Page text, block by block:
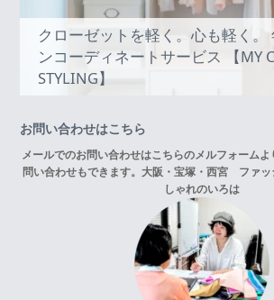
クローゼットを軽く。心も軽く。
ンコーディネートサービス 【MY
STYLING】
お問い合わせはこちら
メールでのお問い合わせはこちらのメルフォームよ
問い合わせもできます。 大阪・宝塚・西宮 ファッ
しゃれのいろは